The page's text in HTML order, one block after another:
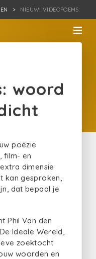
NIEUW! VIDEOPOEMS:
woord
poëzie
film- en
dimensie
kan gesproken,
dat bepaal je
Phil Van den
Ideale Wereld,
zoektocht
woorden en